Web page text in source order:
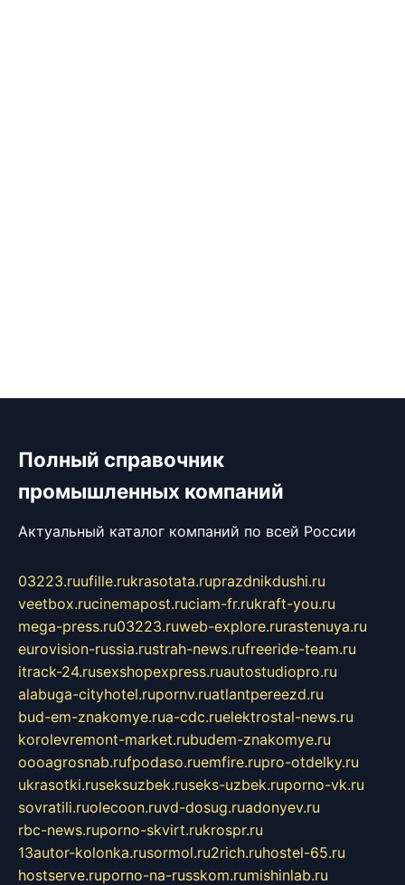
Полный справочник
промышленных компаний
Актуальный каталог компаний по всей России
03223.ruufille.rukrasotata.ruprazdnikdushi.ru
veetbox.rucinemapost.ruciam-fr.rukraft-you.ru
mega-press.ru03223.ruweb-explore.rurastenuya.ru
eurovision-russia.rustrah-news.rufreeride-team.ru
itrack-24.rusexshopexpress.ruautostudiopro.ru
alabuga-cityhotel.rupornv.ruatlantpereezd.ru
bud-em-znakomye.rua-cdc.ruelektrostal-news.ru
korolevremont-market.rubudem-znakomye.ru
oooagrosnab.rufpodaso.ruemfire.rupro-otdelky.ru
ukrasotki.ruseksuzbek.ruseks-uzbek.ruporno-vk.ru
sovratili.ruolecoon.ruvd-dosug.ruadonyev.ru
rbc-news.ruporno-skvirt.rukrospr.ru
13autor-kolonka.rusormol.ru2rich.ruhostel-65.ru
hostserve.ruporno-na-russkom.rumishinlab.ru